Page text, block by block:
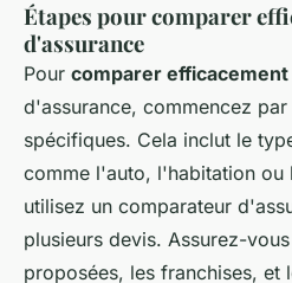
Étapes pour comparer
d'assurance
Pour comparer efficacement
d'assurance, commencez
spécifiques. Cela inclut le
comme l'auto, l'habitation ou
utilisez un comparateur
plusieurs devis. Assurez-
proposées, les franchises, et